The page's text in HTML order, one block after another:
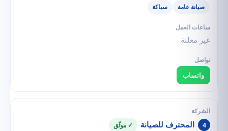
صيانة عامة سباكة
غير معلنة
واتساب
4 المحترف للصيانة ✓ موثّق